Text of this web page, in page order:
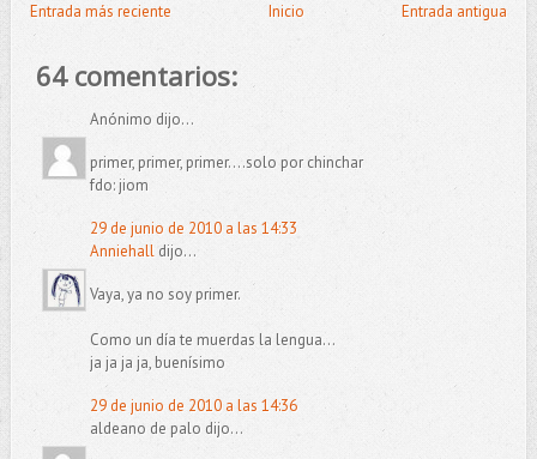
Entrada más reciente Entrada antigua
Inicio
64 comentarios:
Anónimo dijo...
primer, primer, primer....solo por chinchar
fdo: jiom
29 de junio de 2010 a las 14:33
Anniehalldijo...
Vaya, ya no soy primer.
Como un día te muerdas la lengua...
ja ja ja ja, buenísimo
29 de junio de 2010 a las 14:36
aldeano de palo dijo...